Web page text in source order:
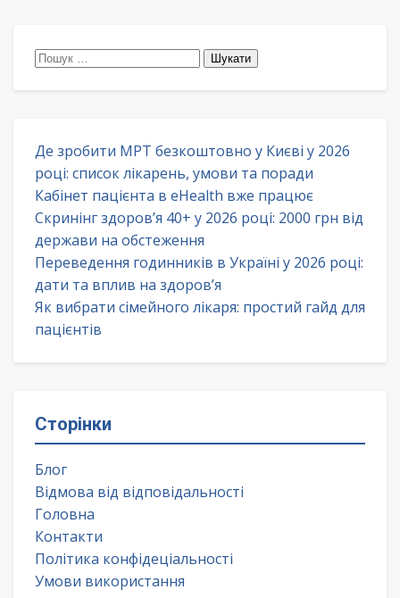
Пошук:
Де зробити МРТ безкоштовно у Києві у 2026
році: список лікарень, умови та поради
Кабінет пацієнта в eHealth вже працює
Скринінг здоров’я 40+ у 2026 році: 2000 грн від
держави на обстеження
Переведення годинників в Україні у 2026 році:
дати та вплив на здоров’я
Як вибрати сімейного лікаря: простий гайд для
пацієнтів
Сторінки
Блог
Відмова від відповідальності
Головна
Контакти
Політика конфідеціальності
Умови використання